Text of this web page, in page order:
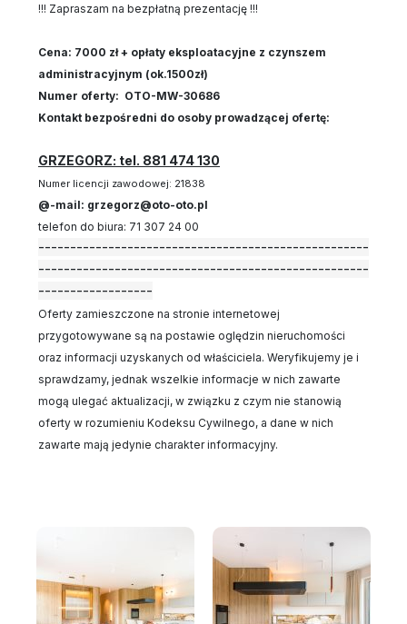
!!! Zapraszam na bezpłatną prezentację !!!
Cena: 7000 zł + opłaty eksploatacyjne z czynszem
administracyjnym (ok.1500zł)
Numer oferty: OTO-MW-30686
Kontakt bezpośredni do osoby prowadzącej ofertę:
GRZEGORZ: tel. 881 474 130
Numer licencji zawodowej: 21838
@-mail: grzegorz@oto-oto.pl
telefon do biura: 71 307 24 00
----------------------------------------------------
----------------------------------------------------
------------------
Oferty zamieszczone na stronie internetowej
przygotowywane są na postawie oględzin nieruchomości
oraz informacji uzyskanych od właściciela. Weryfikujemy je i
sprawdzamy, jednak wszelkie informacje w nich zawarte
mogą ulegać aktualizacji, w związku z czym nie stanowią
oferty w rozumieniu Kodeksu Cywilnego, a dane w nich
zawarte mają jedynie charakter informacyjny.